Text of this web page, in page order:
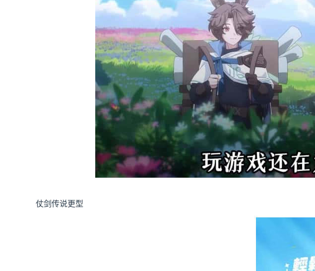
仗剑传说更型